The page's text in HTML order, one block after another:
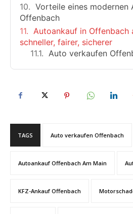
Vorteile eines modernen
Offenbach
Autoankauf in Offenbach
schneller, fairer, sicherer
Auto verkaufen
TAGS Auto verkaufen Offenbach
Autoankauf Offenbach Am Main
KFZ-Ankauf Offenbach